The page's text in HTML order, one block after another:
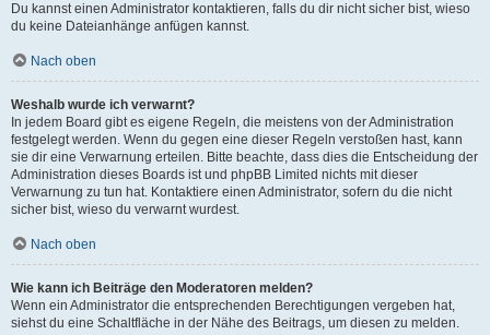
Du kannst einen Administrator kontaktieren, falls du dir nicht sicher bist, wieso
du keine Dateianhänge anfügen kannst.
Nach oben
Weshalb wurde ich verwarnt?
In jedem Board gibt es eigene Regeln, die meistens von der Administration
festgelegt werden. Wenn du gegen eine dieser Regeln verstoßen hast, kann
sie dir eine Verwarnung erteilen. Bitte beachte, dass dies die Entscheidung der
Administration dieses Boards ist und phpBB Limited nichts mit dieser
Verwarnung zu tun hat. Kontaktiere einen Administrator, sofern du die nicht
sicher bist, wieso du verwarnt wurdest.
Nach oben
Wie kann ich Beiträge den Moderatoren melden?
Wenn ein Administrator die entsprechenden Berechtigungen vergeben hat,
siehst du eine Schaltfläche in der Nähe des Beitrags, um diesen zu melden.